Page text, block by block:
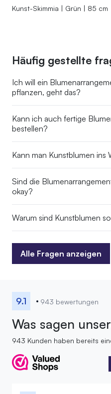
Kunst-Skimmia | Grün | 85 cm
Häufig gestellte
Ich will ein
pflanzen, geht das?
Kann ich auch fertige
bestellen?
Kann man Kunstblumen ins
Sind die
okay?
Warum sind Kunstblumen
Alle Fragen anzeigen
Alle Fragen anzeigen
9.1 943 bewertungen
Was sagen
943 Kunden haben bereits